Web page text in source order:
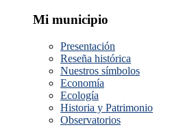
Mi municipio
Presentación
Reseña histórica
Nuestros símbolos
Economía
Ecología
Historia y Patrimonio
Observatorios